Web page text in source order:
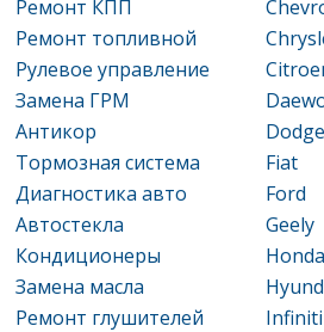
Ремонт КПП
Ремонт топливной
Рулевое управление
Замена ГРМ
Антикор
Тормозная система
Диагностика авто
Автостекла
Кондиционеры
Замена масла
Ремонт глушителей
Dodge
Fiat
Ford
Geely
Honda
Infiniti